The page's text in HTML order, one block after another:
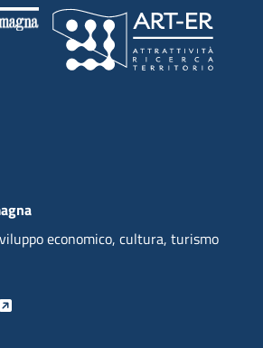
economico, cultura, turismo